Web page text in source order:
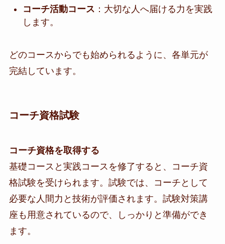
コーチ活動コース ：大切な人へ届ける力を実践
します。
どのコースからでも始められるように、各単元が
完結しています。
コーチ資格試験
コーチ資格を取得する
基礎コースと実践コースを修了すると、コーチ資
格試験を受けられます。試験では、コーチとして
必要な人間力と技術が評価されます。試験対策講
座も用意されているので、しっかりと準備ができ
ます。